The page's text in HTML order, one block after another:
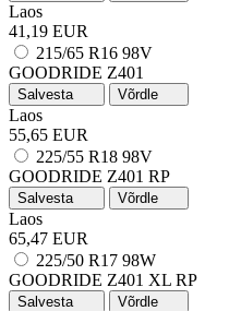
Laos
41,19 EUR
215/65 R16 98V
GOODRIDE Z401
Salvesta Võrdle
Laos
55,65 EUR
225/55 R18 98V
GOODRIDE Z401 RP
Salvesta Võrdle
Laos
65,47 EUR
225/50 R17 98W
GOODRIDE Z401 XL RP
Salvesta Võrdle